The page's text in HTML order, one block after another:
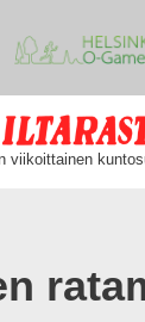
viikoittainen